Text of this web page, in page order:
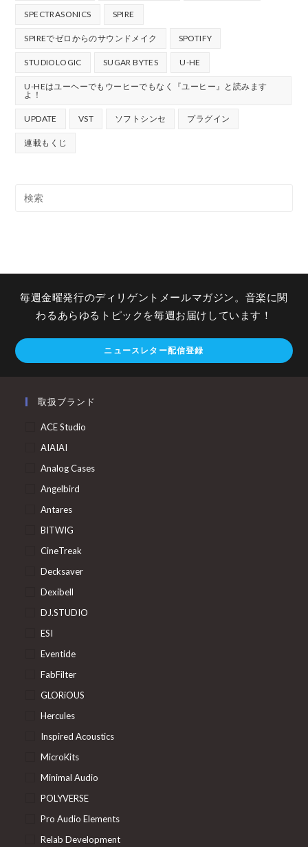
SPECTRASONICS SPIRE
SPIREでゼロからのサウンドメイク SPOTIFY
STUDIOLOGIC SUGAR BYTES U-HE
U-HEはユーヘーでもウーヒーでもなく『ユーヒー』と読みます
よ！
UPDATE VST ソフトシンセ プラグイン
連載もくじ
毎週金曜発行のディリゲントメールマガジン。音楽に関
わるあらゆるトピックを毎週お届けしています！
ニュースレター配信登録
取扱ブランド
ACE Studio
AIAIAI
Analog Cases
Angelbird
Antares
BITWIG
CineTreak
Decksaver
Dexibell
DJ.STUDIO
ESI
Eventide
FabFilter
GLORiOUS
Hercules
Inspired Acoustics
MicroKits
Minimal Audio
POLYVERSE
Pro Audio Elements
Relab Development